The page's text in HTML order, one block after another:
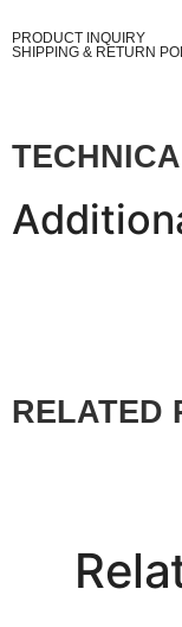
PRODUCT INQUIRY
SHIPPING & RETURN
RELATED